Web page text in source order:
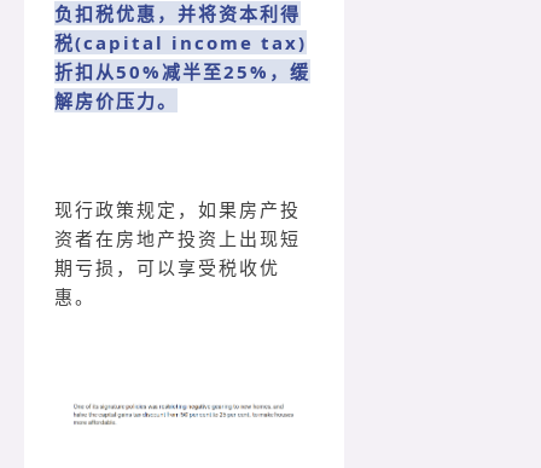
负扣税优惠，并将资本利得
税(capital income tax)
折扣从50%减半至25%，缓
解房价压力。
现行政策规定，如果房产投
资者在房地产投资上出现短
期亏损，可以享受税收优
惠。